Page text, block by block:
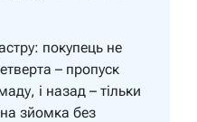
покупець не
– пропуск
і назад – тільки
зйомка без